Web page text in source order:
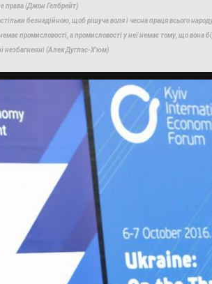
права (Джон Гелбрейт)
безнадійною, щоб рішуча воля і чесна праця всього
промисловості, а промисловості у неї немає тому, що вона
незбагненні (Алек Дуглас-Х'юм)